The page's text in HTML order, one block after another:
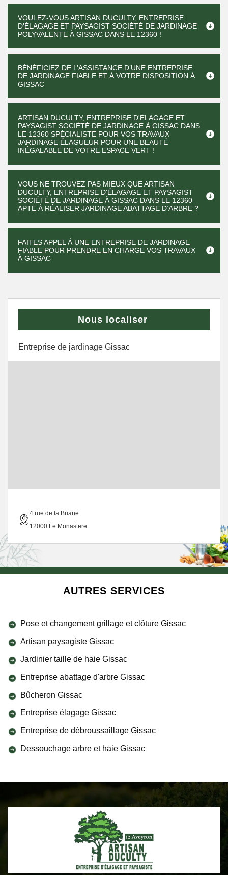
VOULEZ-VOUS ARTISAN DUCULTY, ENTREPRISE
D'ÉLAGAGE ET PAYSAGIST SOCIÉTÉ DE JARDINAGE
POLYVALENTE À GISSAC DANS LE 12360 !
BÉNÉFICIEZ DE L’ASSISTANCE D’UNE ENTREPRISE
DE JARDINAGE FIABLE ET À VOTRE DISPOSITION À
GISSAC
ARTISAN DUCULTY, ENTREPRISE D'ÉLAGAGE ET
PAYSAGIST SOCIÉTÉ DE JARDINAGE À GISSAC DANS
LE 12360 SPÉCIALISTE POUR VOS TRAVAUX
JARDINAGE ÉLAGUEUR POUR UNE BEAUTÉ
INÉGALABLE DE VOTRE ESPACE VERT !
VOUS NE TROUVEZ PAS MIEUX QUE ARTISAN
DUCULTY, ENTREPRISE D'ÉLAGAGE ET PAYSAGIST
SOCIÉTÉ DE JARDINAGE À GISSAC DANS LE 12360
APTE À RÉALISER JARDINAGE ABATTAGE D’ARBRE ?
FAITES APPEL À UNE ENTREPRISE DE JARDINAGE
FIABLE POUR PRENDRE EN CHARGE VOS TRAVAUX
À GISSAC
Nous localiser
Entreprise de jardinage Gissac
4 rue de la Briane
12000 Le Monastere
AUTRES SERVICES
Pose et changement grillage et clôture Gissac
Artisan paysagiste Gissac
Jardinier taille de haie Gissac
Entreprise abattage d'arbre Gissac
Bûcheron Gissac
Entreprise élagage Gissac
Entreprise de débroussaillage Gissac
Dessouchage arbre et haie Gissac